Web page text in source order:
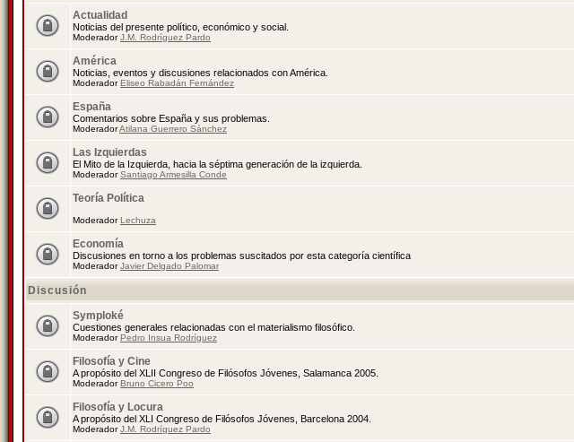
Actualidad
Noticias del presente político, económico y social.
ModeradorJ.M. Rodríguez Pardo
América
Noticias, eventos y discusiones relacionados con América.
ModeradorEliseo Rabadán Fernández
España
Comentarios sobre España y sus problemas.
ModeradorAtilana Guerrero Sánchez
Las Izquierdas
El Mito de la Izquierda, hacia la séptima generación de la izquierda.
ModeradorSantiago Armesilla Conde
Teoría Política
ModeradorLechuza
Economía
Discusiones en torno a los problemas suscitados por esta categoría científica
ModeradorJavier Delgado Palomar
Discusión
Symploké
Cuestiones generales relacionadas con el materialismo filosófico.
ModeradorPedro Insua Rodríguez
Filosofía y Cine
A propósito del XLII Congreso de Filósofos Jóvenes, Salamanca 2005.
ModeradorBruno Cicero Poo
Filosofía y Locura
A propósito del XLI Congreso de Filósofos Jóvenes, Barcelona 2004.
ModeradorJ.M. Rodríguez Pardo